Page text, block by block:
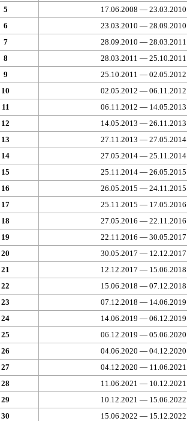
5
17.06.2008 — 23.03.2010
6
23.03.2010 — 28.09.2010
7
28.09.2010 — 28.03.2011
8
28.03.2011 — 25.10.2011
9
25.10.2011 — 02.05.2012
10
02.05.2012 — 06.11.2012
11
06.11.2012 — 14.05.2013
12
14.05.2013 — 26.11.2013
13
27.11.2013 — 27.05.2014
14
27.05.2014 — 25.11.2014
15
25.11.2014 — 26.05.2015
16
26.05.2015 — 24.11.2015
17
25.11.2015 — 17.05.2016
18
27.05.2016 — 22.11.2016
19
22.11.2016 — 30.05.2017
20
30.05.2017 — 12.12.2017
21
12.12.2017 — 15.06.2018
22
15.06.2018 — 07.12.2018
23
07.12.2018 — 14.06.2019
24
14.06.2019 — 06.12.2019
25
06.12.2019 — 05.06.2020
26
04.06.2020 — 04.12.2020
27
04.12.2020 — 11.06.2021
28
11.06.2021 — 10.12.2021
29
10.12.2021 — 15.06.2022
30
15.06.2022 — 15.12.2022